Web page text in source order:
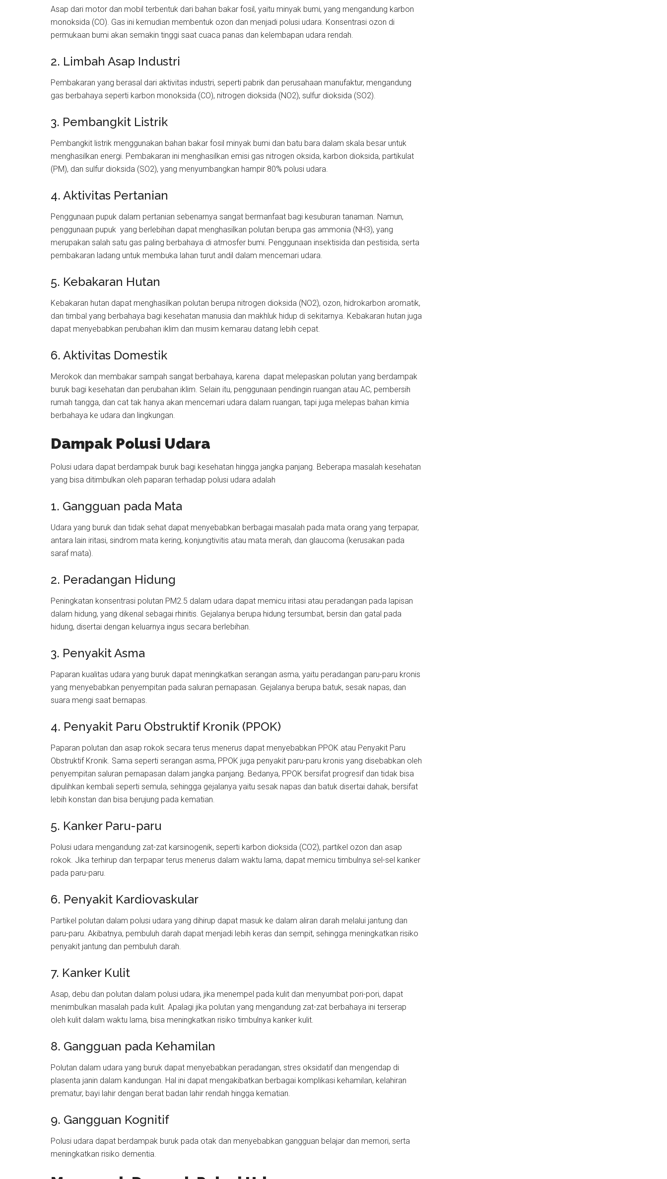
Asap dari motor dan mobil terbentuk dari bahan bakar fosil, yaitu minyak bumi, yang mengandung karbon
monoksida (CO). Gas ini kemudian membentuk ozon dan menjadi polusi udara. Konsentrasi ozon di
permukaan bumi akan semakin tinggi saat cuaca panas dan kelembapan udara rendah.
2. Limbah Asap Industri
Pembakaran yang berasal dari aktivitas industri, seperti pabrik dan perusahaan manufaktur, mengandung
gas berbahaya seperti karbon monoksida (CO), nitrogen dioksida (NO2), sulfur dioksida (SO2).
3. Pembangkit Listrik
Pembangkit listrik menggunakan bahan bakar fosil minyak bumi dan batu bara dalam skala besar untuk
menghasilkan energi. Pembakaran ini menghasilkan emisi gas nitrogen oksida, karbon dioksida, partikulat
(PM), dan sulfur dioksida (SO2), yang menyumbangkan hampir 80% polusi udara.
4. Aktivitas Pertanian
Penggunaan pupuk dalam pertanian sebenarnya sangat bermanfaat bagi kesuburan tanaman. Namun,
penggunaan pupuk yang berlebihan dapat menghasilkan polutan berupa gas ammonia (NH3), yang
merupakan salah satu gas paling berbahaya di atmosfer bumi. Penggunaan insektisida dan pestisida, serta
pembakaran ladang untuk membuka lahan turut andil dalam mencemari udara.
5. Kebakaran Hutan
Kebakaran hutan dapat menghasilkan polutan berupa nitrogen dioksida (NO2), ozon, hidrokarbon aromatik,
dan timbal yang berbahaya bagi kesehatan manusia dan makhluk hidup di sekitarnya. Kebakaran hutan juga
dapat menyebabkan perubahan iklim dan musim kemarau datang lebih cepat.
6. Aktivitas Domestik
Merokok dan membakar sampah sangat berbahaya, karena dapat melepaskan polutan yang berdampak
buruk bagi kesehatan dan perubahan iklim. Selain itu, penggunaan pendingin ruangan atau AC, pembersih
rumah tangga, dan cat tak hanya akan mencemari udara dalam ruangan, tapi juga melepas bahan kimia
berbahaya ke udara dan lingkungan.
Dampak Polusi Udara
Polusi udara dapat berdampak buruk bagi kesehatan hingga jangka panjang. Beberapa masalah kesehatan
yang bisa ditimbulkan oleh paparan terhadap polusi udara adalah
1. Gangguan pada Mata
Udara yang buruk dan tidak sehat dapat menyebabkan berbagai masalah pada mata orang yang terpapar,
antara lain iritasi, sindrom mata kering, konjungtivitis atau mata merah, dan glaucoma (kerusakan pada
saraf mata).
2. Peradangan Hidung
Peningkatan konsentrasi polutan PM2.5 dalam udara dapat memicu iritasi atau peradangan pada lapisan
dalam hidung, yang dikenal sebagai rhinitis. Gejalanya berupa hidung tersumbat, bersin dan gatal pada
hidung, disertai dengan keluarnya ingus secara berlebihan.
3. Penyakit Asma
Paparan kualitas udara yang buruk dapat meningkatkan serangan asma, yaitu peradangan paru-paru kronis
yang menyebabkan penyempitan pada saluran pernapasan. Gejalanya berupa batuk, sesak napas, dan
suara mengi saat bernapas.
4. Penyakit Paru Obstruktif Kronik (PPOK)
Paparan polutan dan asap rokok secara terus menerus dapat menyebabkan PPOK atau Penyakit Paru
Obstruktif Kronik. Sama seperti serangan asma, PPOK juga penyakit paru-paru kronis yang disebabkan oleh
penyempitan saluran pernapasan dalam jangka panjang. Bedanya, PPOK bersifat progresif dan tidak bisa
dipulihkan kembali seperti semula, sehingga gejalanya yaitu sesak napas dan batuk disertai dahak, bersifat
lebih konstan dan bisa berujung pada kematian.
5. Kanker Paru-paru
Polusi udara mengandung zat-zat karsinogenik, seperti karbon dioksida (CO2), partikel ozon dan asap
rokok. Jika terhirup dan terpapar terus menerus dalam waktu lama, dapat memicu timbulnya sel-sel kanker
pada paru-paru.
6. Penyakit Kardiovaskular
Partikel polutan dalam polusi udara yang dihirup dapat masuk ke dalam aliran darah melalui jantung dan
paru-paru. Akibatnya, pembuluh darah dapat menjadi lebih keras dan sempit, sehingga meningkatkan risiko
penyakit jantung dan pembuluh darah.
7. Kanker Kulit
Asap, debu dan polutan dalam polusi udara, jika menempel pada kulit dan menyumbat pori-pori, dapat
menimbulkan masalah pada kulit. Apalagi jika polutan yang mengandung zat-zat berbahaya ini terserap
oleh kulit dalam waktu lama, bisa meningkatkan risiko timbulnya kanker kulit.
8. Gangguan pada Kehamilan
Polutan dalam udara yang buruk dapat menyebabkan peradangan, stres oksidatif dan mengendap di
plasenta janin dalam kandungan. Hal ini dapat mengakibatkan berbagai komplikasi kehamilan, kelahiran
prematur, bayi lahir dengan berat badan lahir rendah hingga kematian.
9. Gangguan Kognitif
Polusi udara dapat berdampak buruk pada otak dan menyebabkan gangguan belajar dan memori, serta
meningkatkan risiko dementia.